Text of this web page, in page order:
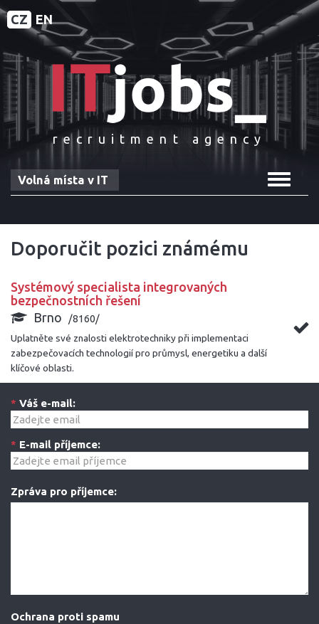
CZ EN
recruitment agency
Toggle
Volná místa v IT
Doporučit pozici známému
Systémový specialista integrovaných
bezpečnostních řešení
Brno
/8160/
Uplatněte své znalosti elektrotechniky při implementaci
zabezpečovacích technologií pro průmysl, energetiku a další
klíčové oblasti.
* Váš e-mail:
* E-mail příjemce:
Zpráva pro příjemce:
Ochrana proti spamu